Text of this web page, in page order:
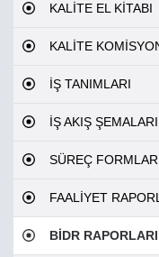
KALİTE EL KİTABI
KALİTE
İŞ TANIMLARI
İŞ AKIŞ ŞEMALARI
SÜREÇ
FAALİYET
BİDR RAPORLARI